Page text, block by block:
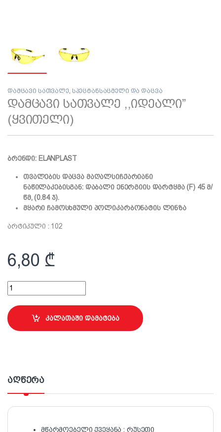
დამცავი სათვალე, სპეცტანსაცმელი და დაცვა
დამცავი სათვალე ,,იდეალი”
(ყვითელი)
ბრენდი: ELANPLAST
თვალების დაცვა მაღალსიჩქარიანი
ნაწილაკებისგან: დაბალი ენერგიის დარტყმა (F) 45 მ/
წმ, (0.84 ჯ).
მყარი ჩამოსხმული პოლიკარბონატის ლინზა
არტიკული : 102
6,80 ₾
დამცავი სათვალე ,,იდეალი" (ყვითელი) quantity
კალათაში დამატება
აღწერა
მწარმოებელი ქვეყანა : რუსეთი